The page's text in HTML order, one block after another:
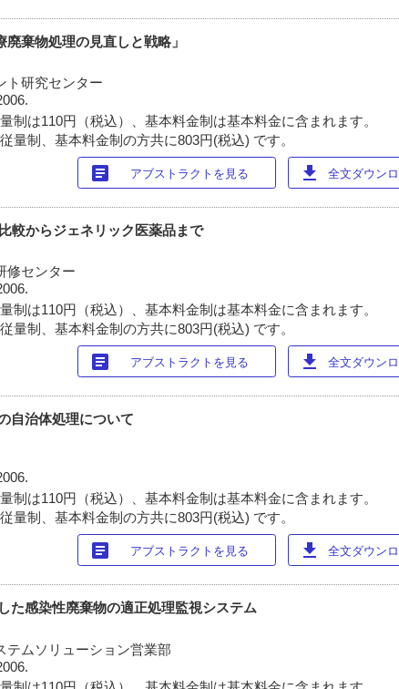
棄物処理の見直しと戦略」
ト研究センター
制は110円（税込）、基本料金制は基本料金に含まれます。
量制、基本料金制の方共に803円(税込) です。
article アブストラクトを見る download 全文ダウン
較からジェネリック医薬品まで
修センター
制は110円（税込）、基本料金制は基本料金に含まれます。
量制、基本料金制の方共に803円(税込) です。
article アブストラクトを見る download 全文ダウン
自治体処理について
制は110円（税込）、基本料金制は基本料金に含まれます。
量制、基本料金制の方共に803円(税込) です。
article アブストラクトを見る download 全文ダウン
た感染性廃棄物の適正処理監視システム
テムソリューション営業部